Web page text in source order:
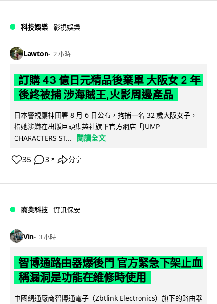
科技娛樂 影視娛樂
Lawton 2 小時
訂購 43 億日元精品後棄單 大阪女 2 年
後終被捕 涉海賊王,火影周邊產品
日本警視廳神田署 8 月 6 日公布，拘捕一名 32 歲大阪女子，
指她涉嫌在出版巨頭集英社旗下官方網店「JUMP
CHARACTERS ST...
閱讀全文
35 3 ↗ 分享
商業科技 資訊保安
Vin 3 小時
智博通路由器爆後門 官方緊急下架止血
稱漏洞是功能在維修時使用
中國網通廠商智博通電子（Zbtlink Electronics）旗下的路由器